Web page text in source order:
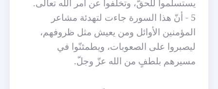
يستسلموا للحقّ، وتخلّفوا عن أمر الله تعالى.
5 - أنّ هذا السورة جاءت لتهدئة مشاعر
المؤمنين الأوائل ومن يعيش مثل ظروفهم،
ليصبروا على الصعوبات، ويطمئنّوا في
مسيرهم بلطفٍ من الله عزّ وجلّ.